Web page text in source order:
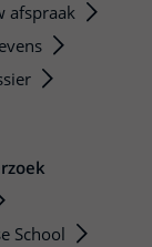
afspraak
School